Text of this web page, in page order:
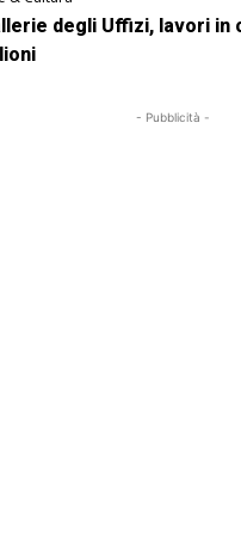
degli Uffizi, lavori in
- Pubblicità -